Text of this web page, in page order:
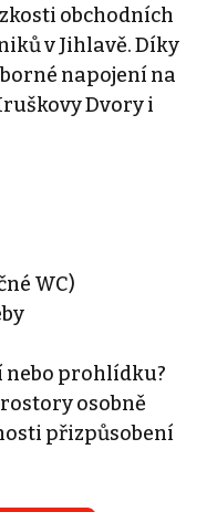
obchodních
v Jihlavě. Díky
napojení na
Dvory i
WC)
nebo prohlídku?
osobně
přizpůsobení